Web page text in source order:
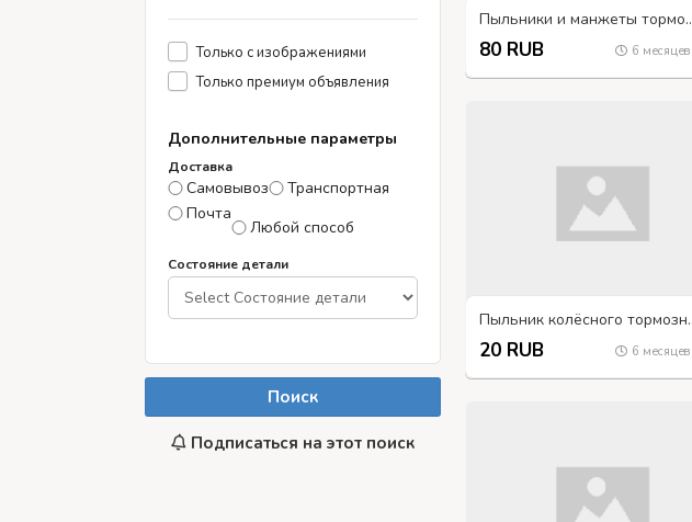
Только с изображениями
Только премиум объявления
Дополнительные параметры
Доставка
Самовывоз
Транспортная
Почта
Любой способ
Состояние детали
Поиск
Подписаться на этот поиск
Пыльники и манжеты
80 RUB 6
Пыльник
20 RUB 6